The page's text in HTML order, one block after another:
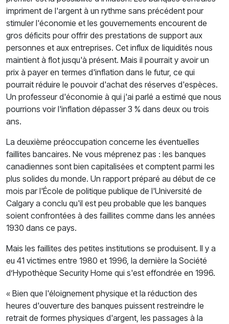
impriment de l'argent à un rythme sans précédent pour
stimuler l'économie et les gouvernements encourent de
gros déficits pour offrir des prestations de support aux
personnes et aux entreprises. Cet influx de liquidités nous
maintient à flot jusqu'à présent. Mais il pourrait y avoir un
prix à payer en termes d'inflation dans le futur, ce qui
pourrait réduire le pouvoir d'achat des réserves d'espèces.
Un professeur d'économie à qui j'ai parlé a estimé que nous
pourrions voir l'inflation dépasser 3 % dans deux ou trois
ans.
La deuxième préoccupation concerne les éventuelles
faillites bancaires. Ne vous méprenez pas : les banques
canadiennes sont bien capitalisées et comptent parmi les
plus solides du monde. Un rapport préparé au début de ce
mois par l'École de politique publique de l'Université de
Calgary a conclu qu'il est peu probable que les banques
soient confrontées à des faillites comme dans les années
1930 dans ce pays.
Mais les faillites des petites institutions se produisent. Il y a
eu 41 victimes entre 1980 et 1996, la dernière la Société
d’Hypothèque Security Home qui s'est effondrée en 1996.
« Bien que l'éloignement physique et la réduction des
heures d'ouverture des banques puissent restreindre le
retrait de formes physiques d'argent, les passages à la